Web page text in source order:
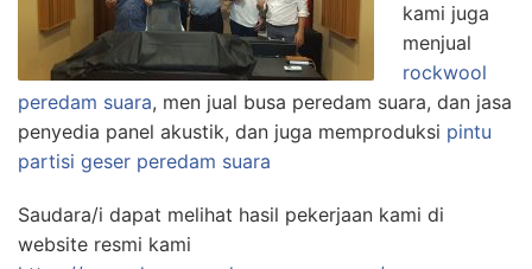
kami juga
menjual
rockwool
peredam suara, men jual busa peredam suara, dan jasa
penyedia panel akustik, dan juga memproduksi pintu
partisi geser peredam suara
Saudara/i dapat melihat hasil pekerjaan kami di
website resmi kami